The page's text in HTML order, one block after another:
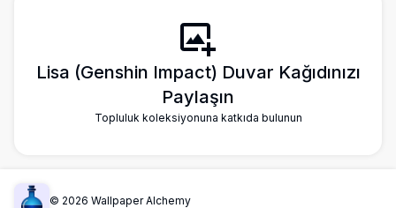
Lisa (Genshin Impact) Duvar Kağıdınızı
Paylaşın
Topluluk koleksiyonuna katkıda bulunun
© 2026 Wallpaper Alchemy